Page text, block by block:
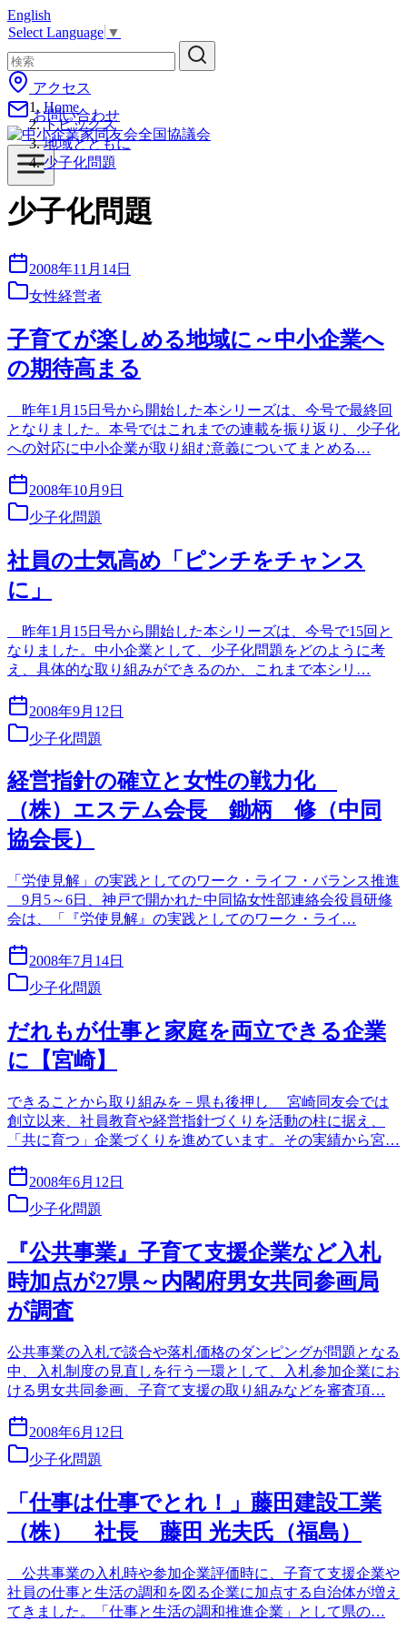
コ
ン
テ
ン
ツ
へ
移
動
English
Select Language ▼
アクセス
お問い合わせ
Home
トピックス
地域とともに
少子化問題
少子化問題
2008年11月14日
女性経営者
子育てが楽しめる地域に～中小企業へ
の期待高まる
昨年1月15日号から開始した本シリーズは、今号で最終回
となりました。本号ではこれまでの連載を振り返り、少子化
への対応に中小企業が取り組む意義についてまとめる…
2008年10月9日
少子化問題
社員の士気高め「ピンチをチャンス
に」
昨年1月15日号から開始した本シリーズは、今号で15回と
なりました。中小企業として、少子化問題をどのように考
え、具体的な取り組みができるのか、これまで本シリ…
2008年9月12日
少子化問題
経営指針の確立と女性の戦力化
（株）エステム会長 鋤柄 修（中同
協会長）
「労使見解」の実践としてのワーク・ライフ・バランス推進
9月5～6日、神戸で開かれた中同協女性部連絡会役員研修
会は、「『労使見解』の実践としてのワーク・ライ…
2008年7月14日
少子化問題
だれもが仕事と家庭を両立できる企業
に【宮崎】
できることから取り組みを－県も後押し 宮崎同友会では
創立以来、社員教育や経営指針づくりを活動の柱に据え、
「共に育つ」企業づくりを進めています。その実績から宮…
2008年6月12日
少子化問題
『公共事業』子育て支援企業など入札
時加点が27県～内閣府男女共同参画局
が調査
公共事業の入札で談合や落札価格のダンピングが問題となる
中、入札制度の見直しを行う一環として、入札参加企業にお
ける男女共同参画、子育て支援の取り組みなどを審査項…
2008年6月12日
少子化問題
「仕事は仕事でとれ！」藤田建設工業
（株） 社長 藤田 光夫氏（福島）
公共事業の入札時や参加企業評価時に、子育て支援企業や
社員の仕事と生活の調和を図る企業に加点する自治体が増え
てきました。「仕事と生活の調和推進企業」として県の…